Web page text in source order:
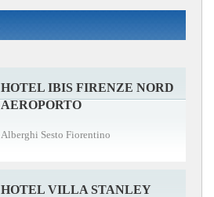
HOTEL IBIS FIRENZE NORD
AEROPORTO
Alberghi Sesto Fiorentino
HOTEL VILLA STANLEY